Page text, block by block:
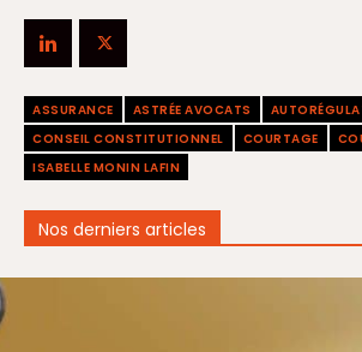
ASSURANCE ASTRÉE AVOCATS
CONSEIL CONSTITUTIONNEL
COURTAGE
ISABELLE MONIN LAFIN
Nos derniers articles